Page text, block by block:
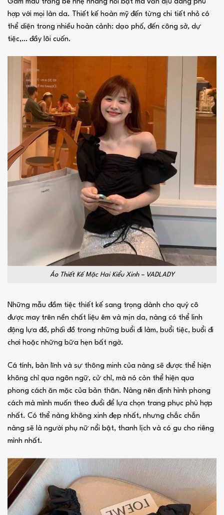
Gam màu trắng be nhẹ nhàng nổi bật mà vẫn dịu dàng phù
hợp với mọi làn da. Thiết kế hoàn mỹ đến từng chi tiết nhỏ có
thể diện trong nhiều hoàn cảnh: dạo phố, đến công sở, dự
tiệc,… đầy lôi cuốn.
Áo Thiết Kế Mặc Hai Kiểu Xinh – VADLADY
Những mẫu đầm tiệc thiết kế sang trọng dành cho quý cô
được may trên nền chất liệu êm và mịn da, nàng có thể linh
động lựa đồ, phối đồ trong những buổi đi làm, buổi tiệc, buổi đi
chơi hoặc những bữa hẹn bất ngờ.
Cá tính, bản lĩnh và sự thông minh của nàng sẽ được thể hiện
không chỉ qua ngôn ngữ, cử chỉ, mà nó còn thể hiện qua
phong cách ăn mặc của bản thân. Nàng nên định hình phong
cách mà mình muốn theo đuổi để lựa chọn trang phục phù hợp
nhất. Có thể nàng không xinh đẹp nhất, nhưng chắc chắn
nàng sẽ là người phụ nữ nổi bật, thanh lịch và có gu cho riêng
mình nhất.